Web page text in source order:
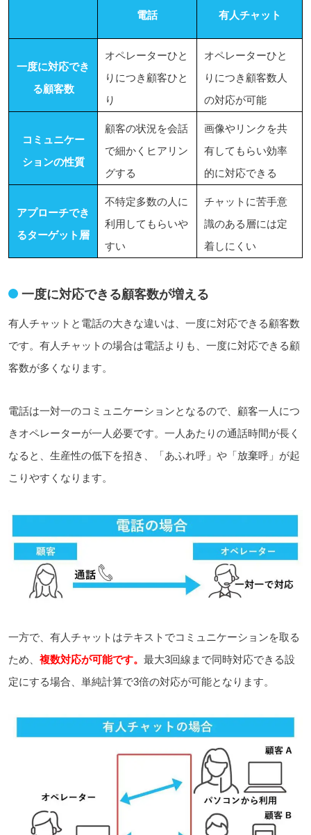
電話 有人チャット
一度に対応でき
る顧客数
オペレーターひと
りにつき顧客ひと
り
オペレーターひと
りにつき顧客数人
の対応が可能
コミュニケー
ションの性質
顧客の状況を会話
で細かくヒアリン
グする
画像やリンクを共
有してもらい効率
的に対応できる
アプローチでき
るターゲット層
不特定多数の人に
利用してもらいや
すい
チャットに苦手意
識のある層には定
着しにくい
一度に対応できる顧客数が増える
有人チャットと電話の大きな違いは、一度に対応できる顧客数
です。有人チャットの場合は電話よりも、一度に対応できる顧
客数が多くなります。
電話は一対一のコミュニケーションとなるので、顧客一人につ
きオペレーターが一人必要です。一人あたりの通話時間が長く
なると、 生産性の低下を招き、
「あふれ呼」や「放棄呼」が起
こりやすくなります。
一方で、有人チャットはテキストでコミュニケーションを取る
ため、 複数対応が可能です。 最大3回線まで同時対応できる設
定にする場合、単純計算で3倍の対応が可能となります。